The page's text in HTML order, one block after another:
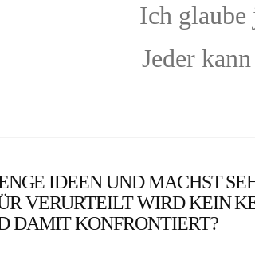
Ich glaube
Jeder
IDEEN UND MACHST
VERURTEILT WIRD KEIN
DAMIT KONFRONTIERT?